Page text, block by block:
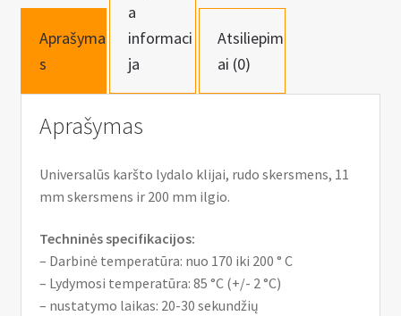
Aprašyma
s
a
informaci
ja
Atsiliepim
ai (0)
Aprašymas
Universalūs karšto lydalo klijai, rudo skersmens, 11
mm skersmens ir 200 mm ilgio.
Techninės specifikacijos:
– Darbinė temperatūra: nuo 170 iki 200 ° C
– Lydymosi temperatūra: 85 °C (+/- 2 °C)
– nustatymo laikas: 20-30 sekundžių